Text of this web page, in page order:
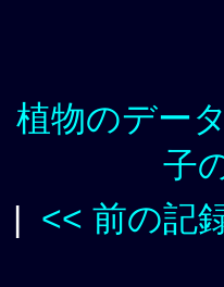
植物のデー
子
| << 前の記